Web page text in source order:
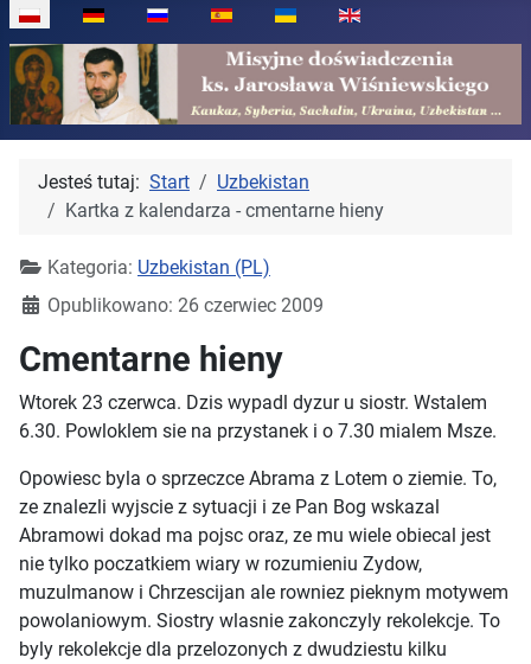
Wybierz swój język
Jesteś tutaj: Start
Uzbekistan
Kartka z kalendarza - cmentarne hieny
Kategoria: Uzbekistan (PL)
Opublikowano: 26 czerwiec 2009
Cmentarne hieny
Wtorek 23 czerwca. Dzis wypadl dyzur u siostr. Wstalem
6.30. Powloklem sie na przystanek i o 7.30 mialem Msze.
Opowiesc byla o sprzeczce Abrama z Lotem o ziemie. To,
ze znalezli wyjscie z sytuacji i ze Pan Bog wskazal
Abramowi dokad ma pojsc oraz, ze mu wiele obiecal jest
nie tylko poczatkiem wiary w rozumieniu Zydow,
muzulmanow i Chrzescijan ale rowniez pieknym motywem
powolaniowym. Siostry wlasnie zakonczyly rekolekcje. To
byly rekolekcje dla przelozonych z dwudziestu kilku